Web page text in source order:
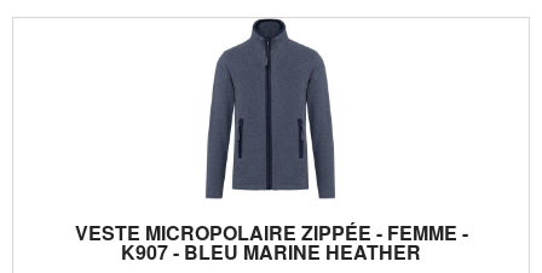
VESTE MICROPOLAIRE ZIPPÉE - FEMME -
K907 - BLEU MARINE HEATHER